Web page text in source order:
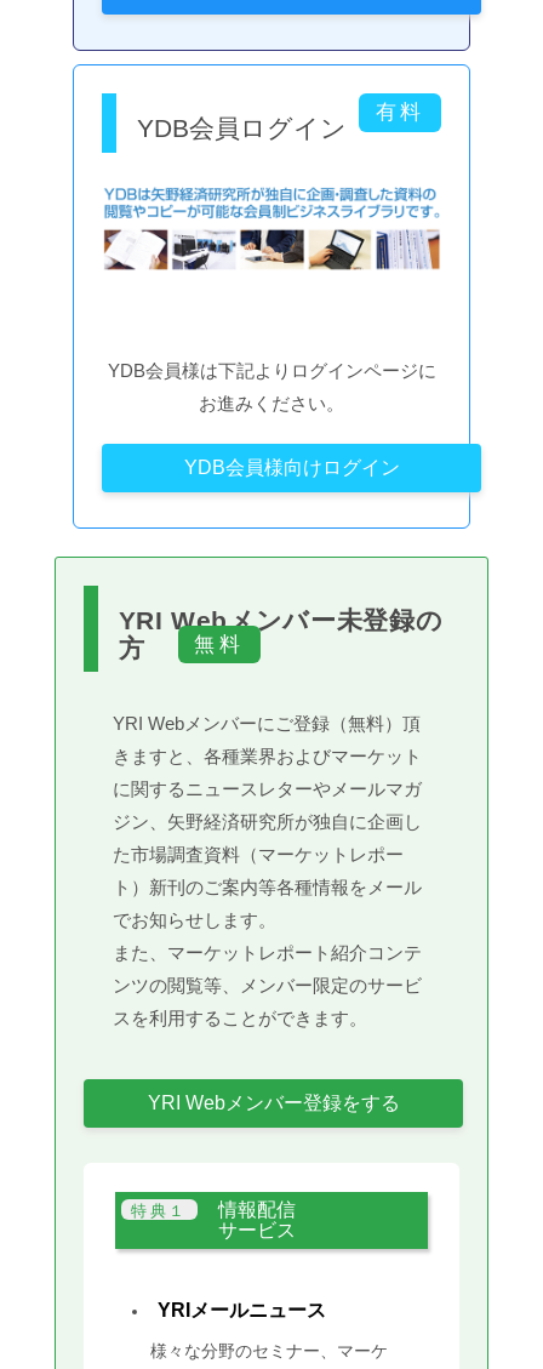
YDB会員ログイン
YDB会員様は下記よりログインページに
お進みください。
YDB会員様向けログイン
YRI Webメンバー未登録の
方
YRI Webメンバーにご登録（無料）頂
きますと、各種業界およびマーケット
に関するニュースレターやメールマガ
ジン、矢野経済研究所が独自に企画し
た市場調査資料（マーケットレポー
ト）新刊のご案内等各種情報をメール
でお知らせします。
また、マーケットレポート紹介コンテ
ンツの閲覧等、メンバー限定のサービ
スを利用することができます。
YRI Webメンバー登録をする
情報配信
サービス
YRIメールニュース
様々な分野のセミナー、マーケ